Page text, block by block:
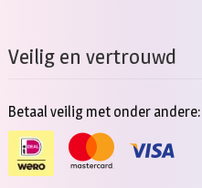
Veilig en vertrouwd
Betaal veilig met onder andere: